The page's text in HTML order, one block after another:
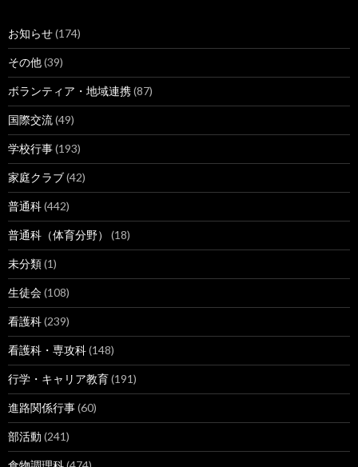
お知らせ(174)
その他(39)
ボランティア・地域連携(87)
国際交流(49)
学校行事(193)
家庭クラブ(42)
普通科(442)
普通科（体育分野） (18)
未分類(1)
生徒会(108)
看護科(239)
看護科・専攻科(148)
行学・キャリア教育(191)
進路関係行事(60)
部活動 (241)